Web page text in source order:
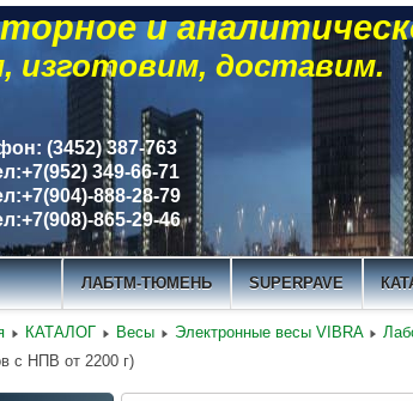
и
изготовим, доставим.
(3452) 387-763
349-66-71
888-28-79
865-29-46
ЛАБТМ-ТЮМЕНЬ SUPERPAVE
КАТАЛОГ Весы Электронные весы VIBRA
с НПВ от 2200 г)